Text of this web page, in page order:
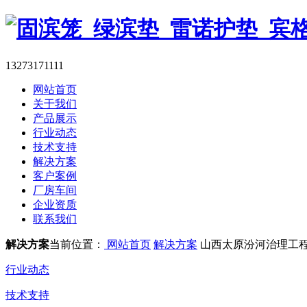
13273171111
网站首页
关于我们
产品展示
行业动态
技术支持
解决方案
客户案例
厂房车间
企业资质
联系我们
解决方案当前位置： 网站首页 解决方案 山西太原汾河治理工
行业动态
技术支持